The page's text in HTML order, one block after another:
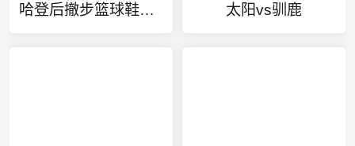
哈登后撤步篮球鞋怎么样 太阳vs驯鹿